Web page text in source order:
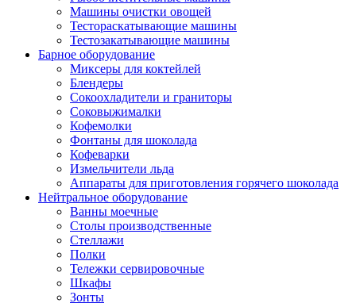
Машины очистки овощей
Тестораскатывающие машины
Тестозакатывающие машины
Барное оборудование
Миксеры для коктейлей
Блендеры
Сокоохладители и граниторы
Соковыжималки
Кофемолки
Фонтаны для шоколада
Кофеварки
Измельчители льда
Аппараты для приготовления горячего шоколада
Нейтральное оборудование
Ванны моечные
Столы производственные
Стеллажи
Полки
Тележки сервировочные
Шкафы
Зонты